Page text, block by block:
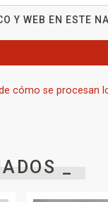
Y WEB EN ESTE
cómo se procesan
_